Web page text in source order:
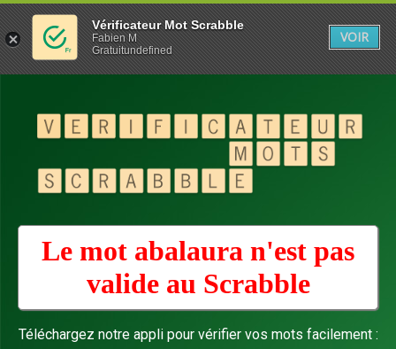
Le mot abalaura n'est pas
valide au Scrabble
Téléchargez notre appli pour vérifier vos mots facilement :
Vérificateur Mot Scrabble
Fabien M
Gratuitundefined
VOIR